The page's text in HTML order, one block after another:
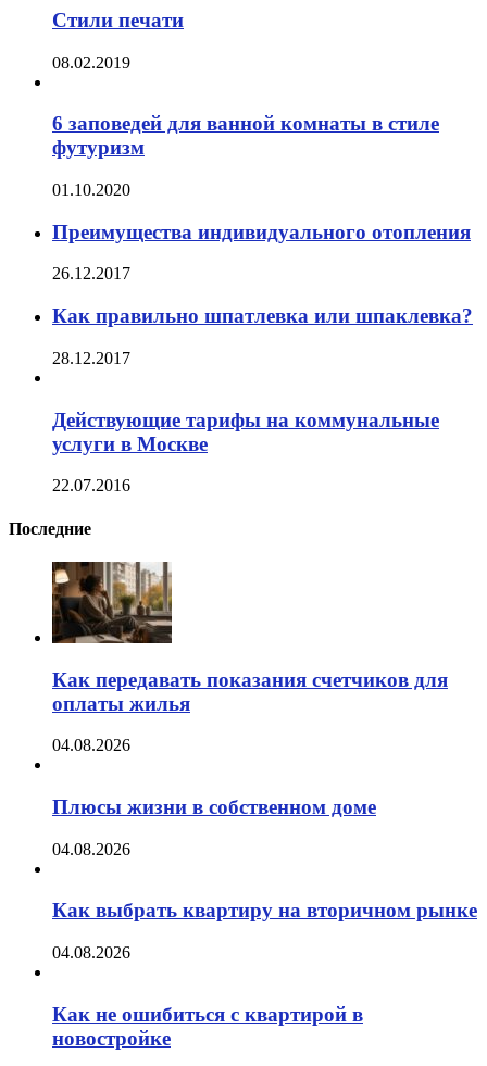
Стили печати
08.02.2019
6 заповедей для ванной комнаты в стиле
футуризм
01.10.2020
Преимущества индивидуального отопления
26.12.2017
Как правильно шпатлевка или шпаклевка?
28.12.2017
Действующие тарифы на коммунальные
услуги в Москве
22.07.2016
Последние
Как передавать показания счетчиков для
оплаты жилья
04.08.2026
Плюсы жизни в собственном доме
04.08.2026
Как выбрать квартиру на вторичном рынке
04.08.2026
Как не ошибиться с квартирой в
новостройке